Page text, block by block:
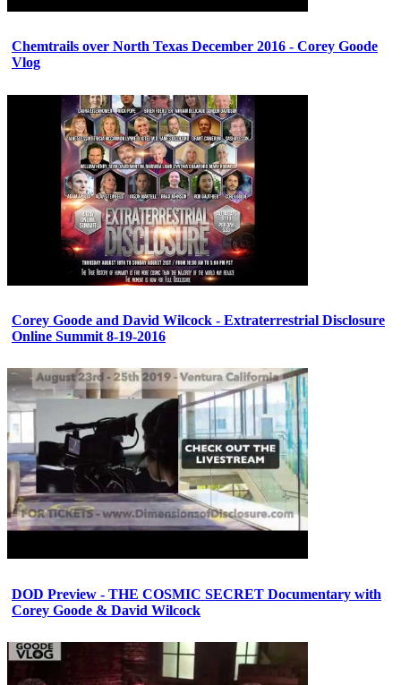
Chemtrails over North Texas December 2016 - Corey Goode
Vlog
Corey Goode and David Wilcock - Extraterrestrial Disclosure
Online Summit 8-19-2016
DOD Preview - THE COSMIC SECRET Documentary with
Corey Goode & David Wilcock